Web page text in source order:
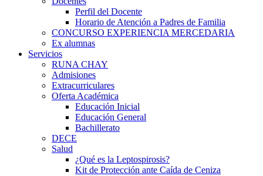
Perfil del Docente
Horario de Atención a Padres de Familia
CONCURSO EXPERIENCIA MERCEDARIA
Ex alumnas
Servicios
RUNA CHAY
Admisiones
Extracurriculares
Oferta Académica
Educación Inicial
Educación General
Bachillerato
DECE
Salud
¿Qué es la Leptospirosis?
Kit de Protección ante Caída de Ceniza